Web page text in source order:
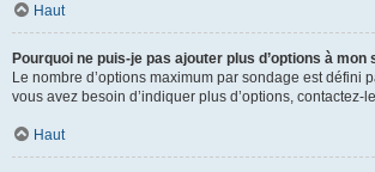
Haut
Pourquoi ne puis-je pas ajouter plus d’options à mon
Le nombre d’options maximum par sondage est défini
vous avez besoin d’indiquer plus d’options, contactez-
Haut